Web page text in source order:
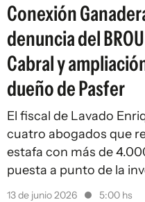
Conexión
denuncia del
Cabral y
dueño de Pasfer
El fiscal de Lavado
cuatro abogados que
estafa con más de
puesta a punto de la
13 de junio 2026 5:00 hs